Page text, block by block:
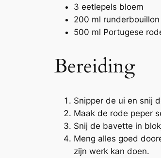
3 eetlepels bloem
200 ml runderbouillon
500 ml Portugese
Bereiding
Snipper de ui en snij
Maak de rode peper
Snij de bavette in
Meng alles goed
zijn werk kan doen.